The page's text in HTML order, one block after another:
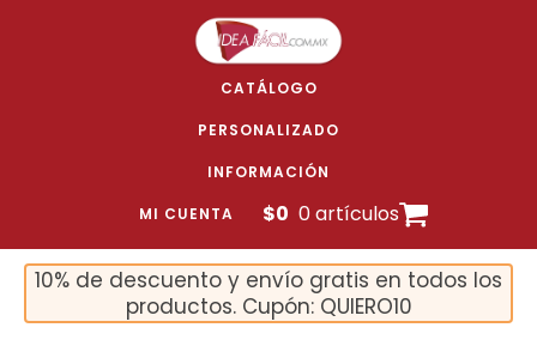
CATÁLOGO
PERSONALIZADO
INFORMACIÓN
MI CUENTA $0 0 artículos
10% de descuento y envío gratis en todos los
productos. Cupón: QUIERO10